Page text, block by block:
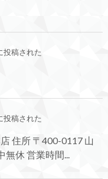
投稿された
投稿された
住所 〒400-0117 山
無休 営業時間...